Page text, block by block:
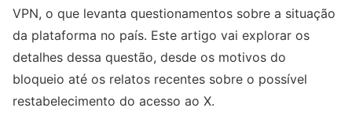
VPN, o que levanta questionamentos sobre a situação
da plataforma no país. Este artigo vai explorar os
detalhes dessa questão, desde os motivos do
bloqueio até os relatos recentes sobre o possível
restabelecimento do acesso ao X.